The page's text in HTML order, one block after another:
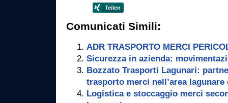
Comunicati Simili:
ADR TRASPORTO MERCI
Sicurezza in azienda:
Bozzato Trasporti Lagunari:
trasporto merci nell’area lagunare
Logistica e stoccaggio merci